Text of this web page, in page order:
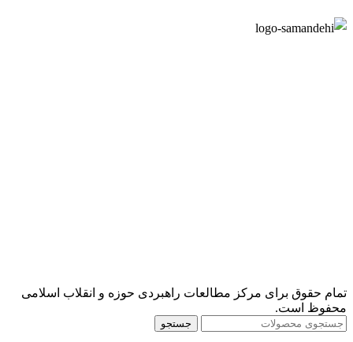
تمام حقوق برای مرکز مطالعات راهبردی حوزه و انقلاب اسلامی
محفوظ است.
جستجو